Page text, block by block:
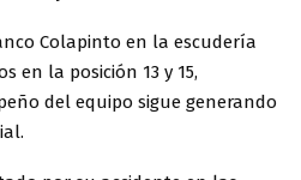
Colapinto en la escudería
en la posición 13 y 15,
del equipo sigue generando